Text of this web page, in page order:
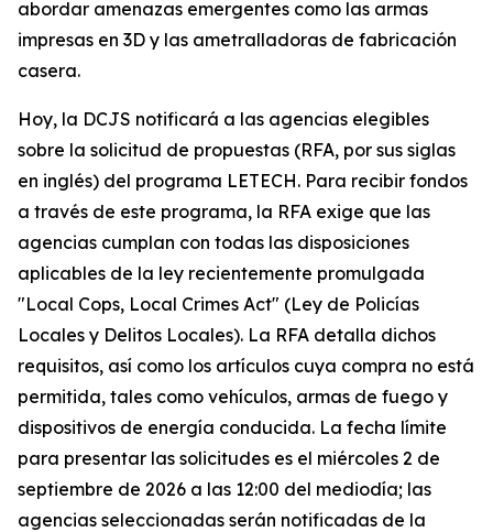
abordar amenazas emergentes como las armas
impresas en 3D y las ametralladoras de fabricación
casera.
Hoy, la DCJS notificará a las agencias elegibles
sobre la solicitud de propuestas (RFA, por sus siglas
en inglés) del programa LETECH. Para recibir fondos
a través de este programa, la RFA exige que las
agencias cumplan con todas las disposiciones
aplicables de la ley recientemente promulgada
"Local Cops, Local Crimes Act" (Ley de Policías
Locales y Delitos Locales). La RFA detalla dichos
requisitos, así como los artículos cuya compra no está
permitida, tales como vehículos, armas de fuego y
dispositivos de energía conducida. La fecha límite
para presentar las solicitudes es el miércoles 2 de
septiembre de 2026 a las 12:00 del mediodía; las
agencias seleccionadas serán notificadas de la